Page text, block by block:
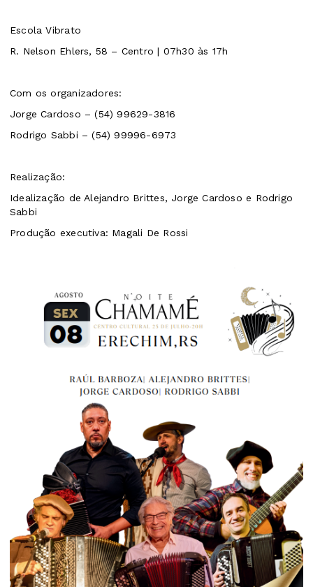
Escola Vibrato
R. Nelson Ehlers, 58 – Centro | 07h30 às 17h
Com os organizadores:
Jorge Cardoso – (54) 99629-3816
Rodrigo Sabbi – (54) 99996-6973
Realização:
Idealização de Alejandro Brittes, Jorge Cardoso e Rodrigo
Sabbi
Produção executiva: Magali De Rossi